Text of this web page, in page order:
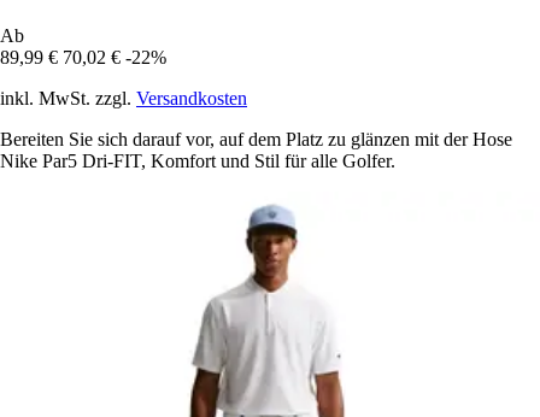
Ab
89,99 € 70,02 € -22%
inkl. MwSt. zzgl. Versandkosten
Bereiten Sie sich darauf vor, auf dem Platz zu glänzen mit der Hose
Nike Par5 Dri-FIT, Komfort und Stil für alle Golfer.